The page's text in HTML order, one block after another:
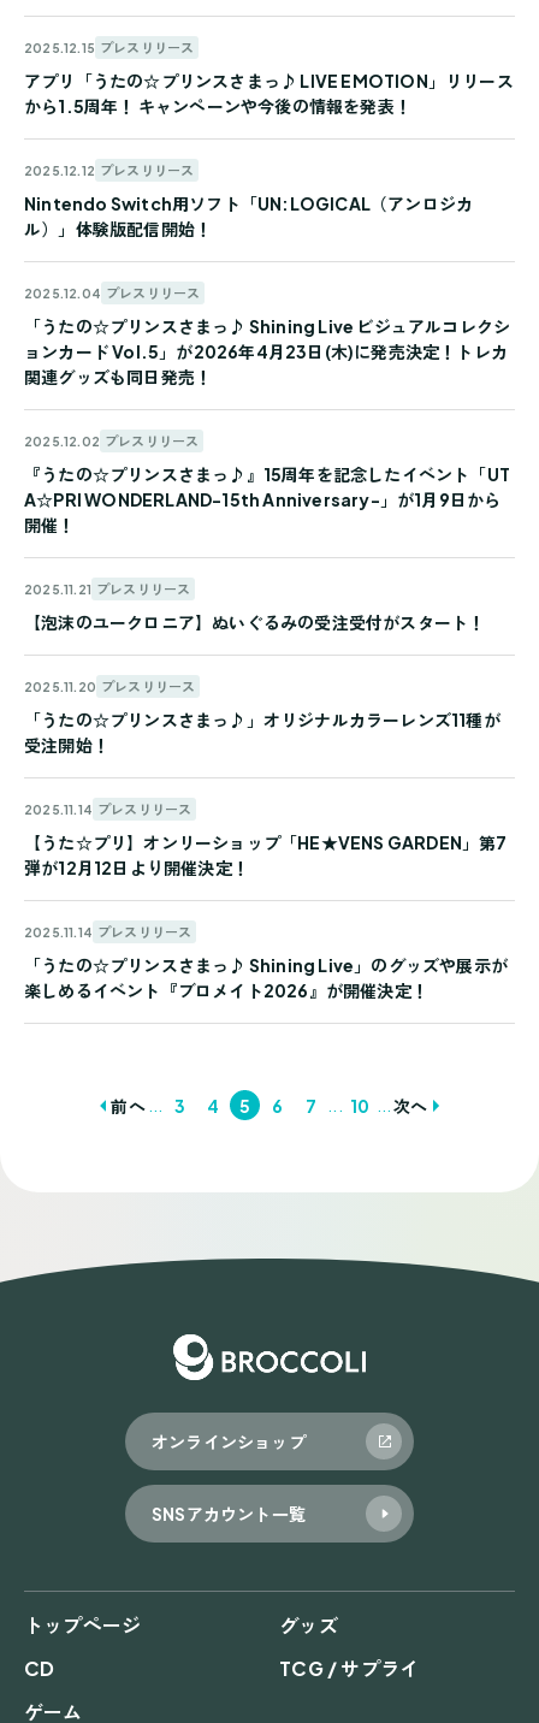
2025.12.15 プレスリリース
アプリ「うたの☆プリンスさまっ♪ LIVE EMOTION」リリース
から1.5周年！ キャンペーンや今後の情報を発表！
2025.12.12 プレスリリース
Nintendo Switch用ソフト「UN:LOGICAL（アンロジカ
ル）」体験版配信開始！
2025.12.04 プレスリリース
「うたの☆プリンスさまっ♪ Shining Live ビジュアルコレクシ
ョンカード Vol.5」が2026年4月23日(木)に発売決定！トレカ
関連グッズも同日発売！
2025.12.02 プレスリリース
『うたの☆プリンスさまっ♪』15周年を記念したイベント「UT
A☆PRI WONDERLAND-15th Anniversary-」が1月9日から
開催！
2025.11.21 プレスリリース
【泡沫のユークロニア】ぬいぐるみの受注受付がスタート！
2025.11.20 プレスリリース
「うたの☆プリンスさまっ♪」オリジナルカラーレンズ11種が
受注開始！
2025.11.14 プレスリリース
【うた☆プリ】オンリーショップ「HE★VENS GARDEN」第7
弾が12月12日より開催決定！
2025.11.14 プレスリリース
「うたの☆プリンスさまっ♪ Shining Live」のグッズや展示が
楽しめるイベント『ブロメイト2026』が開催決定！
ゲ
前へ 3 4 5 6 7 10 次へ
オンラインショップ
SNSアカウント一覧
トップページ
グッズ
CD
TCG / サプライ
ゲーム